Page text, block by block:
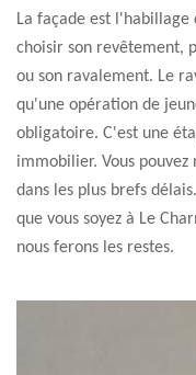
La façade est
choisir son revêtement,
ou son ravalement. Le
qu'une opération de
obligatoire. C'est une
immobilier. Vous
dans les plus brefs
que vous soyez à Le
nous ferons les restes.